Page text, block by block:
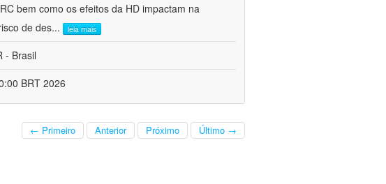
bem como os efeitos da HD impactam na
de des... leia mais
- Brasil
BRT 2026
← Primeiro Anterior Próximo Último →